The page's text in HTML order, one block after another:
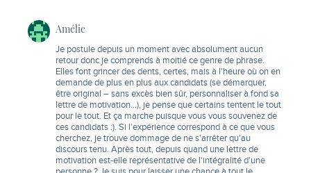
Amélie
Je postule depuis un moment avec absolument aucun
retour donc je comprends à moitié ce genre de phrase.
Elles font grincer des dents, certes, mais à l'heure où on en
demande de plus en plus aux candidats (se démarquer,
être original – sans excès bien sûr, personnaliser à fond sa
lettre de motivation…), je pense que certains tentent le tout
pour le tout. Et ça marche puisque vous vous souvenez de
ces candidats :). Si l'expérience correspond à ce que vous
cherchez, je trouve dommage de ne s'arrêter qu'au
discours tenu. Après tout, depuis quand une lettre de
motivation est-elle représentative de l'intégralité d'une